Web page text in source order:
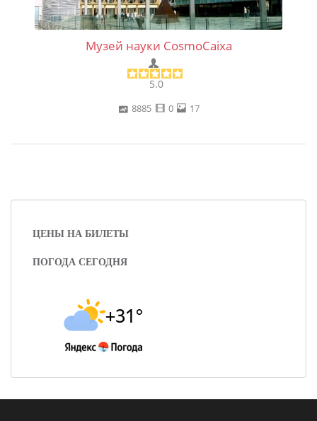
Музей науки CosmoCaixa
5.0
8885 0 17
ЦЕНЫ НА БИЛЕТЫ
ПОГОДА СЕГОДНЯ